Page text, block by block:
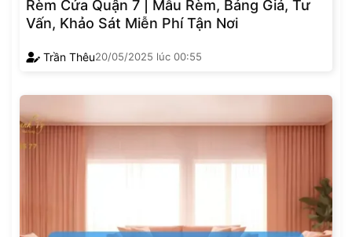
Rèm Cửa Quận 7 | Mẫu Rèm, Bảng Giá, Tư
Vấn, Khảo Sát Miễn Phí Tận Nơi
Trần Thêu20/05/2025 lúc 00:55